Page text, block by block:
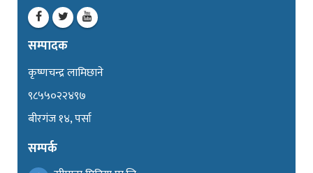
सम्पादक
कृष्णचन्द्र लामिछाने
९८५५०२२४९७
बीरगंज १४, पर्सा
सम्पर्क